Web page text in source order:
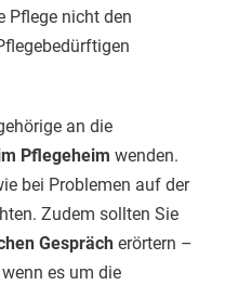
Pflege nicht den
an die
Pflegeheim wenden.
bei Problemen auf der
Zudem sollten Sie
Gespräch erörtern –
es um die